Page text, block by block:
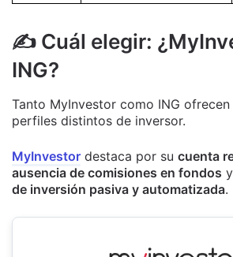
✍️ Cuál elegir:
ING?
Tanto MyInvestor como ING
perfiles distintos de inversor.
MyInvestor destaca por su cuenta
ausencia de comisiones en fondos
de inversión pasiva y automatizada.